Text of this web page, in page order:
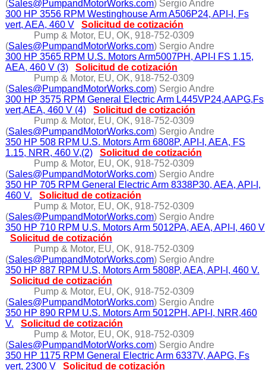
(Sales@PumpandMotorWorks.com) Sergio Andre
300 HP 3556 RPM Westinghouse Arm A506P24, API-I, Fs
vert, AEA, 460 V
Solicitud de cotización
Pump & Motor, EU, OK, 918-752-0309
(Sales@PumpandMotorWorks.com) Sergio Andre
300 HP 3565 RPM U.S. Motors Arm5007PH, API-I FS 1.15,
AEA, 460 V (3)
Solicitud de cotización
Pump & Motor, EU, OK, 918-752-0309
(Sales@PumpandMotorWorks.com) Sergio Andre
300 HP 3575 RPM General Electric Arm L445VP24,AAPG,Fs
vert,AEA, 460 V (4)
Solicitud de cotización
Pump & Motor, EU, OK, 918-752-0309
(Sales@PumpandMotorWorks.com) Sergio Andre
350 HP 508 RPM U.S. Motors Arm 6808P, API-I, AEA, FS
1.15, NRR, 460 V,(2)
Solicitud de cotización
Pump & Motor, EU, OK, 918-752-0309
(Sales@PumpandMotorWorks.com) Sergio Andre
350 HP 705 RPM General Electric Arm 8338P30, AEA, API-I,
460 V.
Solicitud de cotización
Pump & Motor, EU, OK, 918-752-0309
(Sales@PumpandMotorWorks.com) Sergio Andre
350 HP 710 RPM U.S. Motors Arm 5012PA, AEA, API-I, 460 V
Solicitud de cotización
Pump & Motor, EU, OK, 918-752-0309
(Sales@PumpandMotorWorks.com) Sergio Andre
350 HP 887 RPM U.S, Motors Arm 5808P, AEA, API-I, 460 V.
Solicitud de cotización
Pump & Motor, EU, OK, 918-752-0309
(Sales@PumpandMotorWorks.com) Sergio Andre
350 HP 890 RPM U.S. Motors Arm 5012PH, API-I, NRR,460
V.
Solicitud de cotización
Pump & Motor, EU, OK, 918-752-0309
(Sales@PumpandMotorWorks.com) Sergio Andre
350 HP 1175 RPM General Electric Arm 6337V, AAPG, Fs
vert, 2300 V
Solicitud de cotización